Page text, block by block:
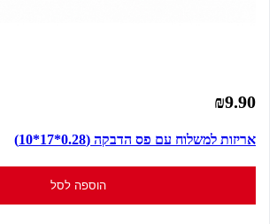
₪9.90
אריזות למשלוח עם פס הדבקה (0.28*17*10)
הוספה לסל